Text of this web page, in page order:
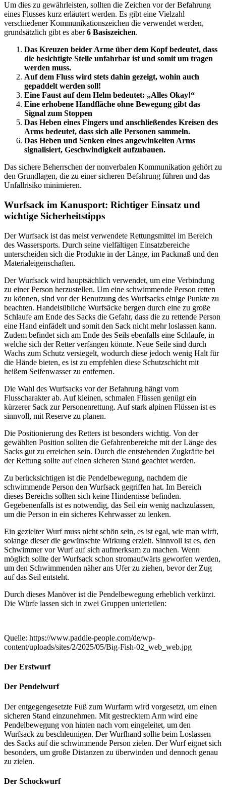
Um dies zu gewährleisten, sollten die Zeichen vor der Befahrung
eines Flusses kurz erläutert werden. Es gibt eine Vielzahl
verschiedener Kommunikationszeichen die verwendet werden,
grundsätzlich gibt es aber6 Basiszeichen.
Das Kreuzen beider Arme über dem Kopf bedeutet, dass
die besichtigte Stelle unfahrbar ist und somit um tragen
werden muss.
Auf dem Fluss wird stets dahin gezeigt, wohin auch
gepaddelt werden soll!
Eine Faust auf dem Helm bedeutet: „Alles Okay!“
Eine erhobene Handfläche ohne Bewegung gibt das
Signal zum Stoppen
Das Heben eines Fingers und anschließendes Kreisen des
Arms bedeutet, dass sich alle Personen sammeln.
Das Heben und Senken eines angewinkelten Arms
signalisiert, Geschwindigkeit aufzubauen.
Das sichere Beherrschen der nonverbalen Kommunikation gehört zu
den Grundlagen, die zu einer sicheren Befahrung führen und das
Unfallrisiko minimieren.
Wurfsack im Kanusport: Richtiger Einsatz und
wichtige Sicherheitstipps
Der Wurfsack ist das meist verwendete Rettungsmittel im Bereich
des Wassersports. Durch seine vielfältigen Einsatzbereiche
unterscheiden sich die Produkte in der Länge, im Packmaß und den
Materialeigenschaften.
Der Wurfsack wird hauptsächlich verwendet, um eine Verbindung
zu einer Person herzustellen. Um eine schwimmende Person retten
zu können, sind vor der Benutzung des Wurfsacks einige Punkte zu
beachten. Handelsübliche Wurfsäcke bergen durch eine zu große
Schlaufe am Ende des Sacks die Gefahr, dass die zu rettende Person
eine Hand einfädelt und somit den Sack nicht mehr loslassen kann.
Zudem befindet sich am Ende des Seils ebenfalls eine Schlaufe, in
welche sich der Retter verfangen könnte. Neue Seile sind durch
Wachs zum Schutz versiegelt, wodurch diese jedoch wenig Halt für
die Hände bieten, es ist zu empfehlen diese Schutzschicht mit
heißem Seifenwasser zu entfernen.
Die Wahl des Wurfsacks vor der Befahrung hängt vom
Flusscharakter ab. Auf kleinen, schmalen Flüssen genügt ein
kürzerer Sack zur Personenrettung. Auf stark alpinen Flüssen ist es
sinnvoll, mit Reserve zu planen.
Die Positionierung des Retters ist besonders wichtig. Von der
gewählten Position sollten die Gefahrenbereiche mit der Länge des
Sacks gut zu erreichen sein. Durch die entstehenden Zugkräfte bei
der Rettung sollte auf einen sicheren Stand geachtet werden.
Zu berücksichtigen ist die Pendelbewegung, nachdem die
schwimmende Person den Wurfsack gegriffen hat. Im Bereich
dieses Bereichs sollten sich keine Hindernisse befinden.
Gegebenenfalls ist es notwendig, das Seil ein wenig nachzulassen,
um die Person in ein sicheres Kehrwasser zu lenken.
Ein gezielter Wurf muss nicht schön sein, es ist egal, wie man wirft,
solange dieser die gewünschte Wirkung erzielt. Sinnvoll ist es, den
Schwimmer vor Wurf auf sich aufmerksam zu machen. Wenn
möglich sollte der Wurfsack schon stromaufwärts geworfen werden,
um den Schwimmenden näher ans Ufer zu ziehen, bevor der Zug
auf das Seil entsteht.
Durch dieses Manöver ist die Pendelbewegung erheblich verkürzt.
Die Würfe lassen sich in zwei Gruppen unterteilen:
Quelle: https://www.paddle-people.com/de/wp-
content/uploads/sites/2/2025/05/Big-Fish-02_web_web.jpg
Der Erstwurf
Der Pendelwurf
Der entgegengesetzte Fuß zum Wurfarm wird vorgesetzt, um einen
sicheren Stand einzunehmen. Mit gestrecktem Arm wird eine
Pendelbewegung von hinten nach vorn eingeleitet, um den
Wurfsack zu beschleunigen. Der Wurfhand sollte beim Loslassen
des Sacks auf die schwimmende Person zielen. Der Wurf eignet sich
besonders, um große Distanzen zu überwinden und dennoch genau
zu zielen.
Der Schockwurf